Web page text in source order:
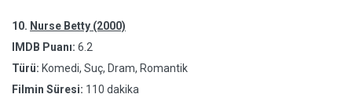
10. Nurse Betty (2000)
IMDB Puanı: 6.2
Türü: Komedi, Suç, Dram, Romantik
Filmin Süresi: 110 dakika